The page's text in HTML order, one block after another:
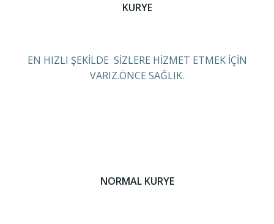
KURYE
EN HIZLI ŞEKİLDE SİZLERE HİZMET ETMEK İÇİN
VARIZ.ÖNCE SAĞLIK.
NORMAL KURYE